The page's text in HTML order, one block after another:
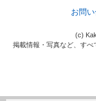
お問
(c)
掲載情報・写真など、す